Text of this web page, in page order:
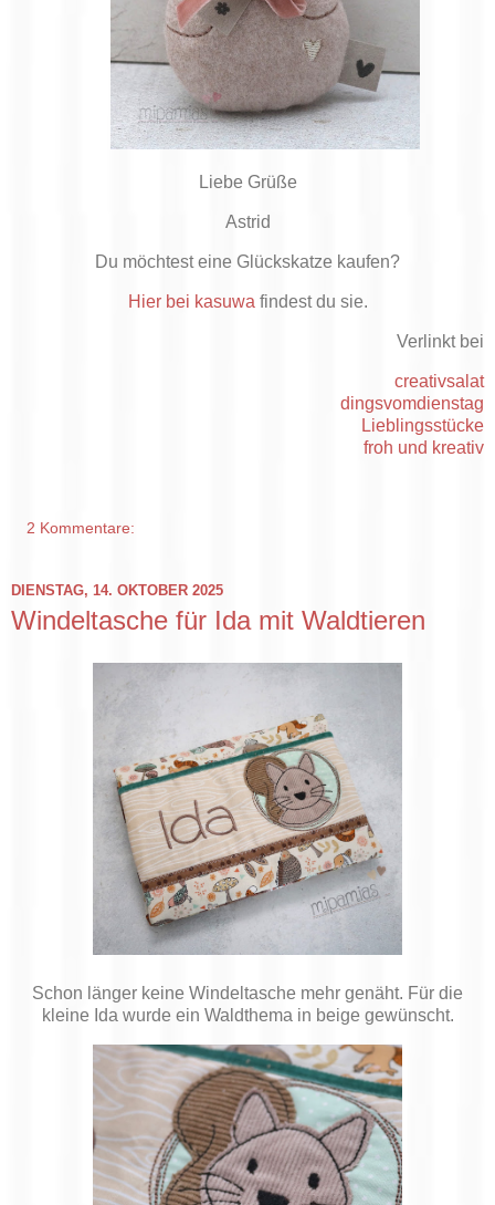
Liebe Grüße
Astrid
Du möchtest eine Glückskatze kaufen?
Hier bei kasuwa findest du sie.
Verlinkt bei
creativsalat
dingsvomdienstag
Lieblingsstücke
froh und kreativ
2 Kommentare:
DIENSTAG, 14. OKTOBER 2025
Windeltasche für Ida mit Waldtieren
Schon länger keine Windeltasche mehr genäht. Für die
kleine Ida wurde ein Waldthema in beige gewünscht.